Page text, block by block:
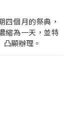
四個月的祭典，
縮為一天，並特
凸顯辦理。